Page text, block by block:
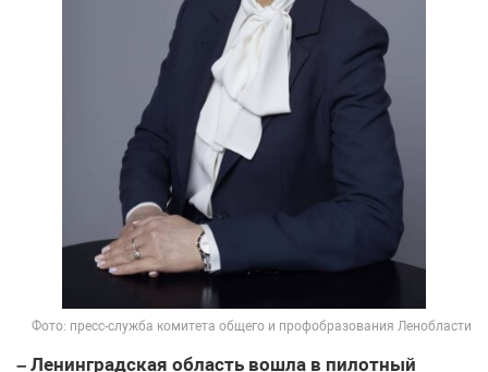
Фото: пресс-служба комитета общего и профобразования Ленобласти
– Ленинградская область вошла в пилотный